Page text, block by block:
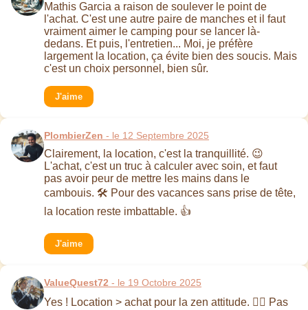
Mathis Garcia a raison de soulever le point de
l'achat. C'est une autre paire de manches et il faut
vraiment aimer le camping pour se lancer là-
dedans. Et puis, l'entretien... Moi, je préfère
largement la location, ça évite bien des soucis. Mais
c'est un choix personnel, bien sûr.
J'aime
PlombierZen - le 12 Septembre 2025
Clairement, la location, c'est la tranquillité. 😉
L'achat, c'est un truc à calculer avec soin, et faut
pas avoir peur de mettre les mains dans le
cambouis. 🛠️ Pour des vacances sans prise de tête,
la location reste imbattable. 👍
J'aime
ValueQuest72 - le 19 Octobre 2025
Yes ! Location > achat pour la zen attitude. 🧘‍♂️ Pas